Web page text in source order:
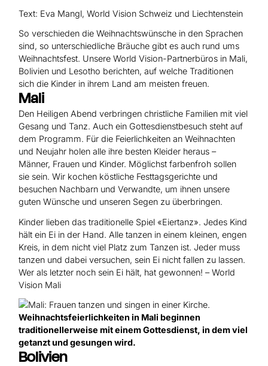
Text: Eva Mangl, World Vision Schweiz und Liechtenstein
So verschieden die Weihnachtswünsche in den Sprachen
sind, so unterschiedliche Bräuche gibt es auch rund ums
Weihnachtsfest. Unsere World Vision-Partnerbüros in Mali,
Bolivien und Lesotho berichten, auf welche Traditionen
sich die Kinder in ihrem Land am meisten freuen.
Mali
Den Heiligen Abend verbringen christliche Familien mit viel
Gesang und Tanz. Auch ein Gottesdienstbesuch steht auf
dem Programm. Für die Feierlichkeiten an Weihnachten
und Neujahr holen alle ihre besten Kleider heraus –
Männer, Frauen und Kinder. Möglichst farbenfroh sollen
sie sein. Wir kochen köstliche Festtagsgerichte und
besuchen Nachbarn und Verwandte, um ihnen unsere
guten Wünsche und unseren Segen zu überbringen.
Kinder lieben das traditionelle Spiel «Eiertanz». Jedes Kind
hält ein Ei in der Hand. Alle tanzen in einem kleinen, engen
Kreis, in dem nicht viel Platz zum Tanzen ist. Jeder muss
tanzen und dabei versuchen, sein Ei nicht fallen zu lassen.
Wer als letzter noch sein Ei hält, hat gewonnen! – World
Vision Mali
Weihnachtsfeierlichkeiten in Mali beginnen
traditionellerweise mit einem Gottesdienst, in dem viel
getanzt und gesungen wird.
Bolivien